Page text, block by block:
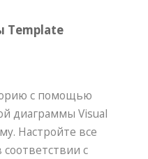
Template
с помощью
диаграммы Visual
Настройте все
с